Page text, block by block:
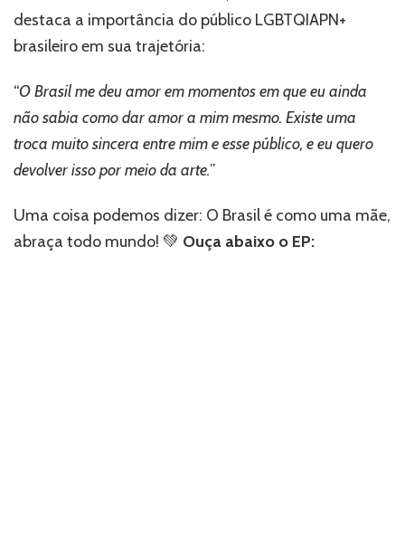
destaca a importância do público LGBTQIAPN+
brasileiro em sua trajetória:
“O Brasil me deu amor em momentos em que eu ainda
não sabia como dar amor a mim mesmo. Existe uma
troca muito sincera entre mim e esse público, e eu quero
devolver isso por meio da arte.”
Uma coisa podemos dizer: O Brasil é como uma mãe,
abraça todo mundo! 💚 Ouça abaixo o EP: